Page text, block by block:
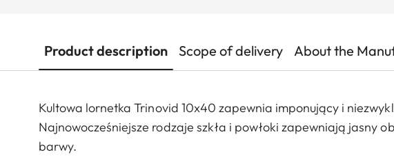
Product description Scope of delivery About the
Kultowa lornetka Trinovid 10x40 zapewnia imponujący i
Najnowocześniejsze rodzaje szkła i powłoki zapewniają jasny
barwy.